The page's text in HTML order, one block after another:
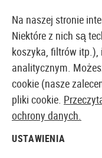
Strona główna
Na naszej stronie
Niektóre z nich są
koszyka, filtrów itp.),
analitycznym.
cookie (nasze
pliki cookie.
ochrony danych.
USTAWIENIA